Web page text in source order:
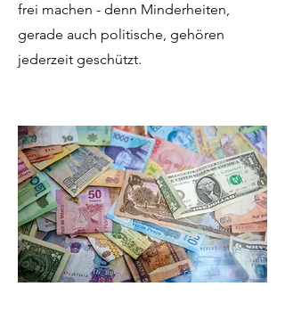
frei machen - denn Minderheiten,
gerade auch politische, gehören
jederzeit geschützt.